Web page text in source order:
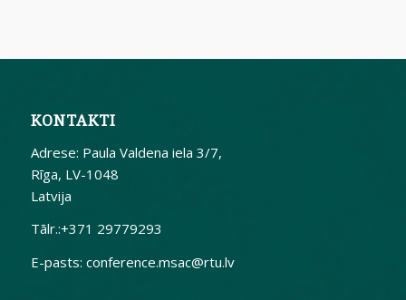
KONTAKTI
Adrese: Paula Valdena iela 3/7,
Rīga, LV-1048
Latvija
Tālr.:+371 29779293
E-pasts: conference.msac@rtu.lv